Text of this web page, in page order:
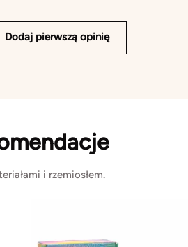
Dodaj pierwszą opinię
i rzemiosłem.